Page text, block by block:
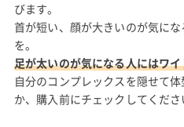
びます。
首が短い、顔が大きいのが気に
を。
足が太いのが気になる人にはワ
自分のコンプレックスを隠せて
か、購入前にチェックしてくださ